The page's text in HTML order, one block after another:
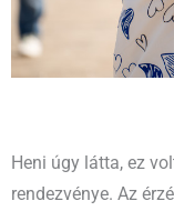
Heni úgy látta, ez
rendezvénye. Az